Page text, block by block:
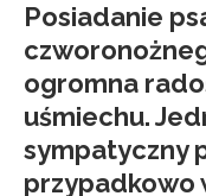
Posiadanie
ogromna
uśmiechu.
sympatyczny
przypadkowo